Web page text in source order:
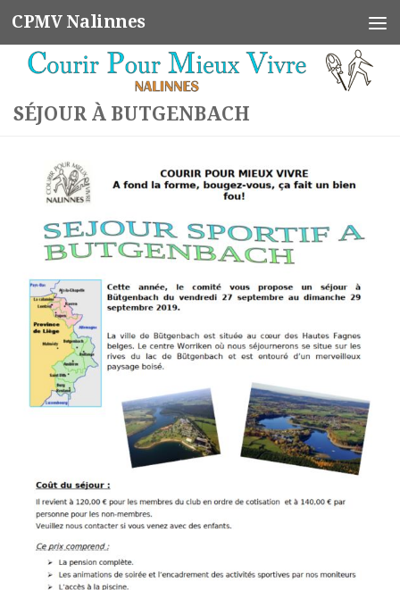
Skip to content
CPMV Nalinnes
SÉJOUR À BUTGENBACH